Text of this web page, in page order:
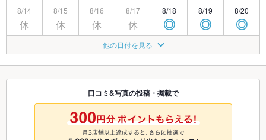
8/14
休
8/15
休
8/16
休
8/17
休
8/18
◎
8/19
◎
8/20
◎
◎ 休
8/23
休
8/24
◎
8/25
◎ ◎ ◎
8/28 8/29 8/30
休
8/31
◎
9/1
◎
9/2 9/3
9/6
休 休 ◎ ◎
他の日付を見る
口コミ&写真の投稿・掲載で